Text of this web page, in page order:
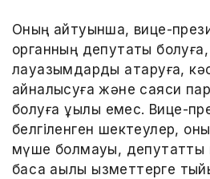
Оның айтуынша, вице-
органның депутаты болуға,
лауазымдарды атқаруға,
айналысуға және саяси
болуға құқылы емес. Вице-
белгіленген шектеулер,
мүше болмауы, депутаттық
басқа ақылы қызметтерге